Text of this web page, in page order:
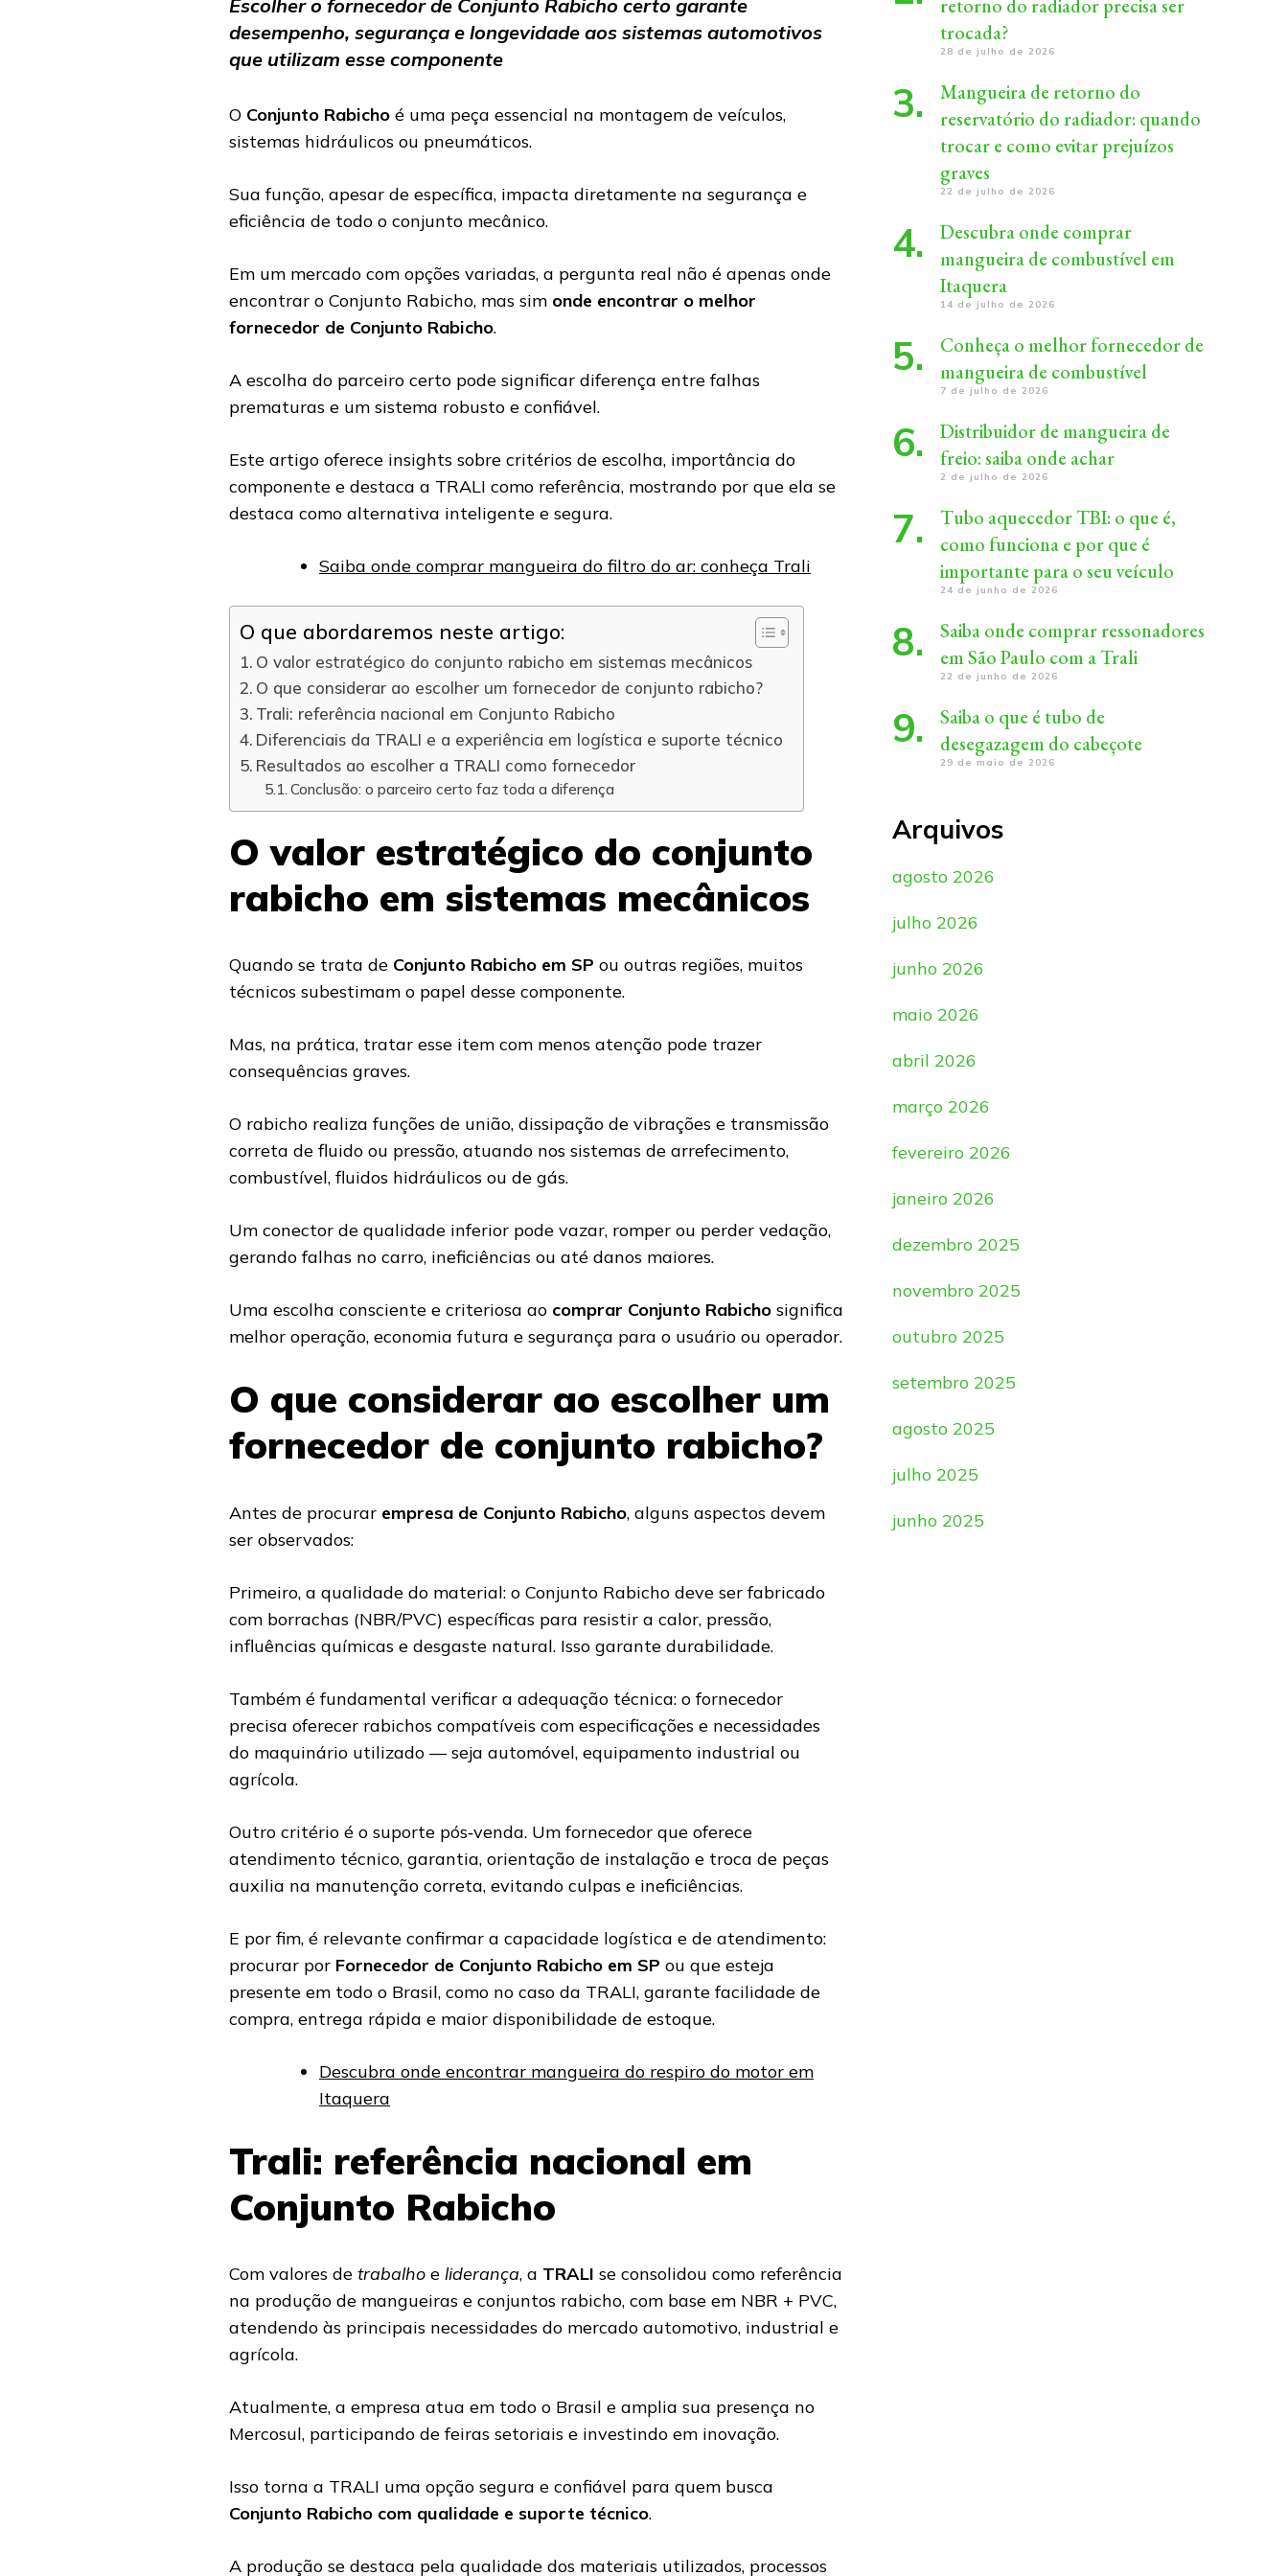
Escolher o fornecedor de Conjunto Rabicho certo garante
desempenho, segurança e longevidade aos sistemas automotivos
que utilizam esse componente
O Conjunto Rabicho é uma peça essencial na montagem de veículos,
sistemas hidráulicos ou pneumáticos.
Sua função, apesar de específica, impacta diretamente na segurança e
eficiência de todo o conjunto mecânico.
Em um mercado com opções variadas, a pergunta real não é apenas onde
encontrar o Conjunto Rabicho, mas sim onde encontrar o melhor
fornecedor de Conjunto Rabicho.
A escolha do parceiro certo pode significar diferença entre falhas
prematuras e um sistema robusto e confiável.
Este artigo oferece insights sobre critérios de escolha, importância do
componente e destaca a TRALI como referência, mostrando por que ela se
destaca como alternativa inteligente e segura.
Saiba onde comprar mangueira do filtro do ar: conheça Trali
O que abordaremos neste artigo:
O valor estratégico do conjunto rabicho em sistemas mecânicos
O que considerar ao escolher um fornecedor de conjunto rabicho?
Trali: referência nacional em Conjunto Rabicho
Diferenciais da TRALI e a experiência em logística e suporte técnico
Resultados ao escolher a TRALI como fornecedor
Conclusão: o parceiro certo faz toda a diferença
O valor estratégico do conjunto
rabicho em sistemas mecânicos
Quando se trata de Conjunto Rabicho em SP ou outras regiões, muitos
técnicos subestimam o papel desse componente.
Mas, na prática, tratar esse item com menos atenção pode trazer
consequências graves.
O rabicho realiza funções de união, dissipação de vibrações e transmissão
correta de fluido ou pressão, atuando nos sistemas de arrefecimento,
combustível, fluidos hidráulicos ou de gás.
Um conector de qualidade inferior pode vazar, romper ou perder vedação,
gerando falhas no carro, ineficiências ou até danos maiores.
Uma escolha consciente e criteriosa ao comprar Conjunto Rabicho significa
melhor operação, economia futura e segurança para o usuário ou operador.
O que considerar ao escolher um
fornecedor de conjunto rabicho?
Antes de procurar empresa de Conjunto Rabicho, alguns aspectos devem
ser observados:
Primeiro, a qualidade do material: o Conjunto Rabicho deve ser fabricado
com borrachas (NBR/PVC) específicas para resistir a calor, pressão,
influências químicas e desgaste natural. Isso garante durabilidade.
Também é fundamental verificar a adequação técnica: o fornecedor
precisa oferecer rabichos compatíveis com especificações e necessidades
do maquinário utilizado — seja automóvel, equipamento industrial ou
agrícola.
Outro critério é o suporte pós‑venda. Um fornecedor que oferece
atendimento técnico, garantia, orientação de instalação e troca de peças
auxilia na manutenção correta, evitando culpas e ineficiências.
E por fim, é relevante confirmar a capacidade logística e de atendimento:
procurar por Fornecedor de Conjunto Rabicho em SP ou que esteja
presente em todo o Brasil, como no caso da TRALI, garante facilidade de
compra, entrega rápida e maior disponibilidade de estoque.
Descubra onde encontrar mangueira do respiro do motor em
Itaquera
Trali: referência nacional em
Conjunto Rabicho
Com valores de trabalho e liderança, a TRALI se consolidou como referência
na produção de mangueiras e conjuntos rabicho, com base em NBR + PVC,
atendendo às principais necessidades do mercado automotivo, industrial e
agrícola.
Atualmente, a empresa atua em todo o Brasil e amplia sua presença no
Mercosul, participando de feiras setoriais e investindo em inovação.
Isso torna a TRALI uma opção segura e confiável para quem busca
Conjunto Rabicho com qualidade e suporte técnico.
A produção se destaca pela qualidade dos materiais utilizados, processos
retorno do radiador precisa ser
trocada?
28 de julho de 2026
Mangueira de retorno do
reservatório do radiador: quando
trocar e como evitar prejuízos
graves
22 de julho de 2026
Descubra onde comprar
mangueira de combustível em
Itaquera
14 de julho de 2026
Conheça o melhor fornecedor de
mangueira de combustível
7 de julho de 2026
Distribuidor de mangueira de
freio: saiba onde achar
2 de julho de 2026
Tubo aquecedor TBI: o que é,
como funciona e por que é
importante para o seu veículo
24 de junho de 2026
Saiba onde comprar ressonadores
em São Paulo com a Trali
22 de junho de 2026
Saiba o que é tubo de
desegazagem do cabeçote
29 de maio de 2026
Arquivos
agosto 2026
julho 2026
junho 2026
maio 2026
abril 2026
março 2026
fevereiro 2026
janeiro 2026
dezembro 2025
novembro 2025
outubro 2025
setembro 2025
agosto 2025
julho 2025
junho 2025